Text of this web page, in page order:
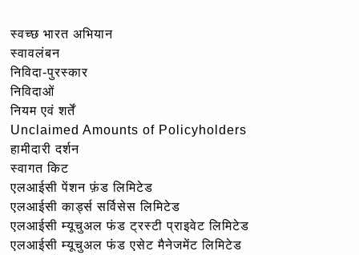
स्वच्छ भारत अभियान
स्वावलंबन
निविदा-पुरस्कार
निविदाओं
नियम एवं शर्तें
Unclaimed Amounts of Policyholders
हामीदारी दर्शन
स्वागत किट
एलआईसी पेंशन फ़ंड लिमिटेड
एलआईसी कार्ड्स सर्विसेस लिमिटेड
एलआईसी म्यूचुअल फंड ट्रस्टी प्राइवेट लिमिटेड
एलआईसी म्यूचुअल फंड एसेट मैनेजमेंट लिमिटेड